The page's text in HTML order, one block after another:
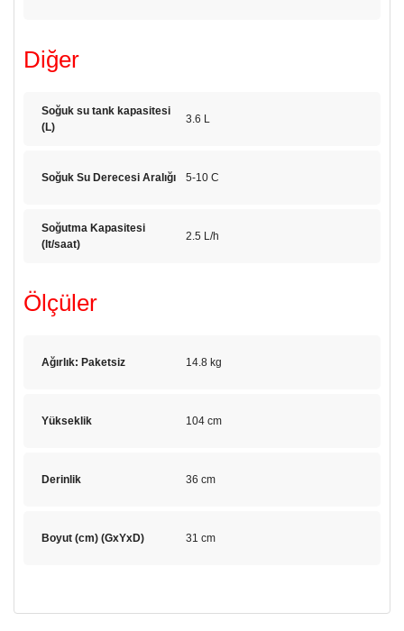
Diğer
Soğuk su tank kapasitesi
(L)
3.6 L
Soğuk Su Derecesi Aralığı 5-10 C
Soğutma Kapasitesi
(lt/saat)
2.5 L/h
Ölçüler
Ağırlık: Paketsiz 14.8 kg
Yükseklik 104 cm
Derinlik 36 cm
Boyut (cm) (GxYxD) 31 cm